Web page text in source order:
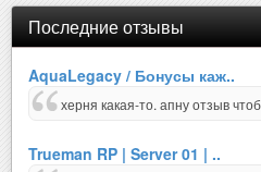
Последние отзывы
AquaLegacy / Бонусы каж..
херня какая-то. апну отзыв
Trueman RP | Server 01 | ..